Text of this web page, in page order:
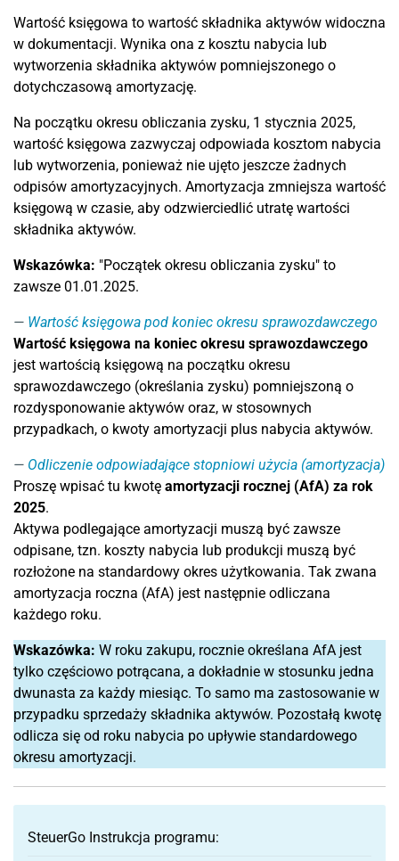
Wartość księgowa to wartość składnika aktywów widoczna
w dokumentacji. Wynika ona z kosztu nabycia lub
wytworzenia składnika aktywów pomniejszonego o
dotychczasową amortyzację.
Na początku okresu obliczania zysku, 1 stycznia 2025,
wartość księgowa zazwyczaj odpowiada kosztom nabycia
lub wytworzenia, ponieważ nie ujęto jeszcze żadnych
odpisów amortyzacyjnych. Amortyzacja zmniejsza wartość
księgową w czasie, aby odzwierciedlić utratę wartości
składnika aktywów.
Wskazówka: "Początek okresu obliczania zysku" to
zawsze 01.01.2025.
Wartość księgowa pod koniec okresu sprawozdawczego
Wartość księgowa na koniec okresu sprawozdawczego
jest wartością księgową na początku okresu
sprawozdawczego (określania zysku) pomniejszoną o
rozdysponowanie aktywów oraz, w stosownych
przypadkach, o kwoty amortyzacji plus nabycia aktywów.
Odliczenie odpowiadające stopniowi użycia (amortyzacja)
Proszę wpisać tu kwotę amortyzacji rocznej (AfA) za rok
2025.
Aktywa podlegające amortyzacji muszą być zawsze
odpisane, tzn. koszty nabycia lub produkcji muszą być
rozłożone na standardowy okres użytkowania. Tak zwana
amortyzacja roczna (AfA) jest następnie odliczana
każdego roku.
Wskazówka: W roku zakupu, rocznie określana AfA jest
tylko częściowo potrącana, a dokładnie w stosunku jedna
dwunasta za każdy miesiąc. To samo ma zastosowanie w
przypadku sprzedaży składnika aktywów. Pozostałą kwotę
odlicza się od roku nabycia po upływie standardowego
okresu amortyzacji.
SteuerGo Instrukcja programu: